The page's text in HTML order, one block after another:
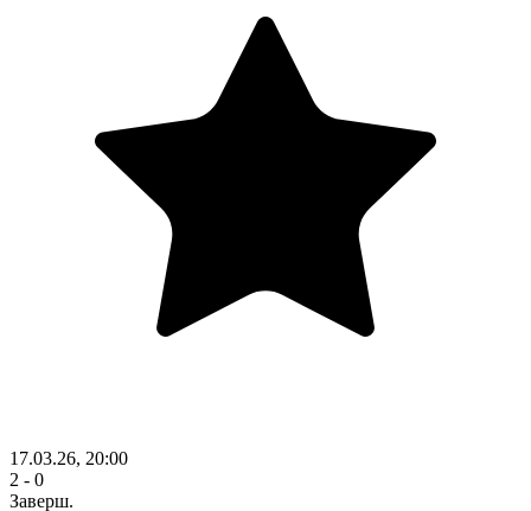
17.03.26, 20:00
2 - 0
Заверш.